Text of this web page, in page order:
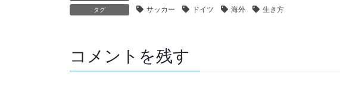
タグ サッカー ドイツ 海外 生き方
コメントを残す